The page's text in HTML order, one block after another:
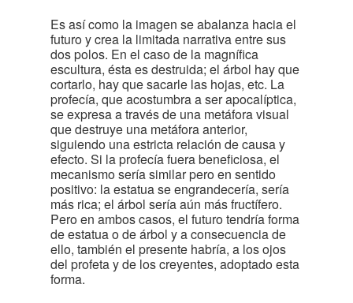
Es así como la imagen se abalanza hacia el
futuro y crea la limitada narrativa entre sus
dos polos. En el caso de la magnífica
escultura, ésta es destruida; el árbol hay que
cortarlo, hay que sacarle las hojas, etc. La
profecía, que acostumbra a ser apocalíptica,
se expresa a través de una metáfora visual
que destruye una metáfora anterior,
siguiendo una estricta relación de causa y
efecto. Si la profecía fuera beneficiosa, el
mecanismo sería similar pero en sentido
positivo: la estatua se engrandecería, sería
más rica; el árbol sería aún más fructífero.
Pero en ambos casos, el futuro tendría forma
de estatua o de árbol y a consecuencia de
ello, también el presente habría, a los ojos
del profeta y de los creyentes, adoptado esta
forma.